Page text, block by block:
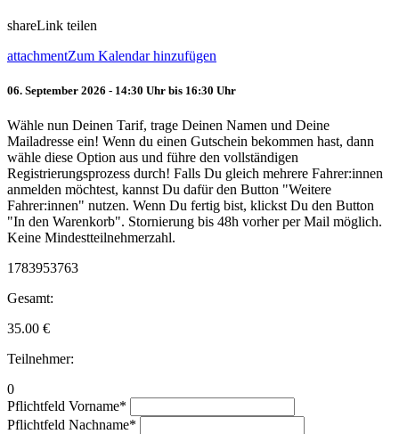
shareLink teilen
attachmentZum Kalendar hinzufügen
06. September 2026 - 14:30 Uhr bis 16:30 Uhr
Wähle nun Deinen Tarif, trage Deinen Namen und Deine
Mailadresse ein! Wenn du einen Gutschein bekommen hast, dann
wähle diese Option aus und führe den vollständigen
Registrierungsprozess durch! Falls Du gleich mehrere Fahrer:innen
anmelden möchtest, kannst Du dafür den Button "Weitere
Fahrer:innen" nutzen. Wenn Du fertig bist, klickst Du den Button
"In den Warenkorb". Stornierung bis 48h vorher per Mail möglich.
Keine Mindestteilnehmerzahl.
1783953763
Gesamt:
35.00 €
Teilnehmer:
0
Pflichtfeld Vorname*
Pflichtfeld Nachname*